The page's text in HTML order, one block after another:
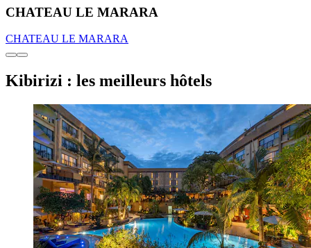
CHATEAU LE MARARA
CHATEAU LE MARARA
Kibirizi : les meilleurs hôtels